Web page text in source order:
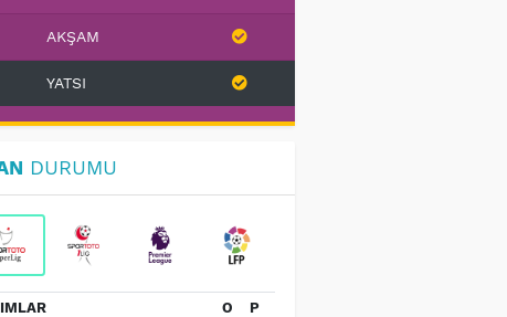
AKŞAM
YATSI
DURUMU
O P